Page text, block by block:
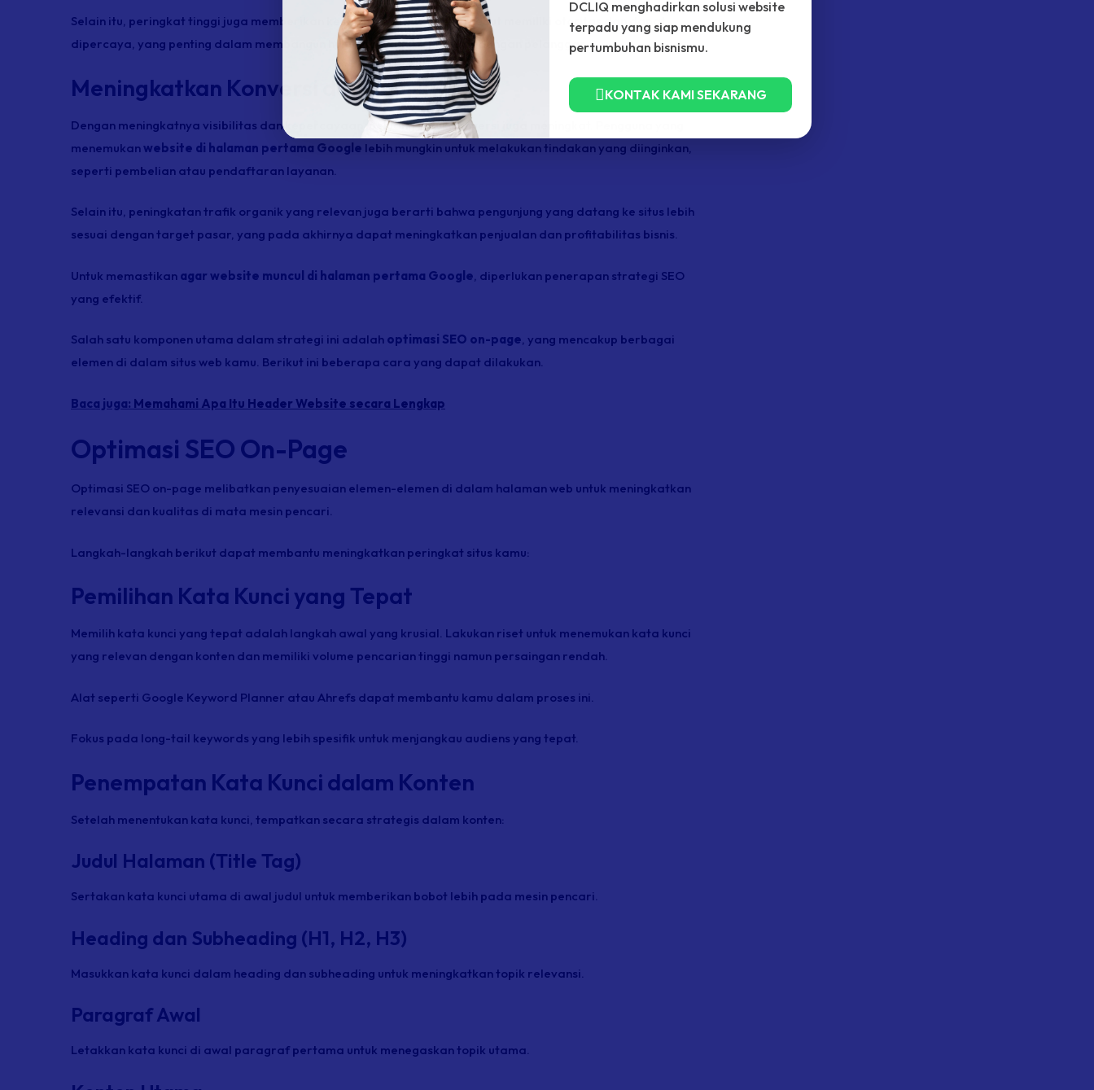
DCLIQ menghadirkan solusi website
terpadu yang siap mendukung
pertumbuhan bisnismu.
KONTAK KAMI SEKARANG
Selain itu, peringkat tinggi juga memberikan kesan bahwa website tersebut memiliki otoritas dan dapat
dipercaya, yang penting dalam membangun hubungan jangka panjang dengan pelanggan.
Meningkatkan Konversi dan Penjualan
Dengan meningkatnya visibilitas dan kepercayaan, peluang untuk konversi juga meningkat. Pengguna yang
menemukanwebsite di halaman pertama Google lebih mungkin untuk melakukan tindakan yang diinginkan,
seperti pembelian atau pendaftaran layanan.
Selain itu, peningkatan trafik organik yang relevan juga berarti bahwa pengunjung yang datang ke situs lebih
sesuai dengan target pasar, yang pada akhirnya dapat meningkatkan penjualan dan profitabilitas bisnis.
Untuk memastikan agar website muncul di halaman pertama Google , diperlukan penerapan strategi SEO
yang efektif.
Salah satu komponen utama dalam strategi ini adalah optimasi SEO on-page, yang mencakup berbagai
elemen di dalam situs web kamu. Berikut ini beberapa cara yang dapat dilakukan.
Baca juga: Memahami Apa Itu Header Website secara Lengkap
Optimasi SEO On-Page
Optimasi SEO on-page melibatkan penyesuaian elemen-elemen di dalam halaman web untuk meningkatkan
relevansi dan kualitas di mata mesin pencari.
Langkah-langkah berikut dapat membantu meningkatkan peringkat situs kamu:
Pemilihan Kata Kunci yang Tepat
Memilih kata kunci yang tepat adalah langkah awal yang krusial. Lakukan riset untuk menemukan kata kunci
yang relevan dengan konten dan memiliki volume pencarian tinggi namun persaingan rendah.
Alat seperti Google Keyword Planner atau Ahrefs dapat membantu kamu dalam proses ini.
Fokus pada long-tail keywords yang lebih spesifik untuk menjangkau audiens yang tepat.
Penempatan Kata Kunci dalam Konten
Setelah menentukan kata kunci, tempatkan secara strategis dalam konten:
Judul Halaman (Title Tag)
Sertakan kata kunci utama di awal judul untuk memberikan bobot lebih pada mesin pencari.
Heading dan Subheading (H1, H2, H3)
Masukkan kata kunci dalam heading dan subheading untuk meningkatkan topik relevansi.
Paragraf Awal
Letakkan kata kunci di awal paragraf pertama untuk menegaskan topik utama.